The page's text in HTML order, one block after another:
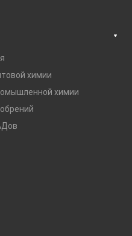
химии
химии